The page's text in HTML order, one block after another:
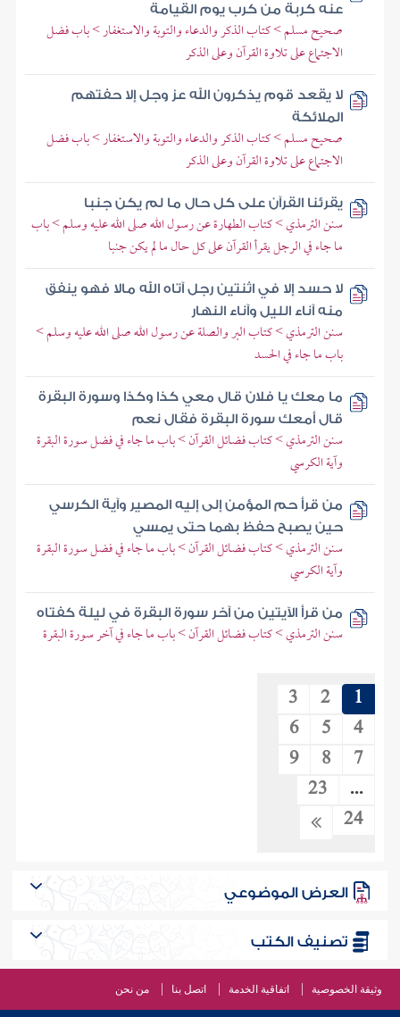
عنه كربة من كرب يوم القيامة
صحيح مسلم > كتاب الذكر والدعاء والتوبة والاستغفار > باب فضل
الاجتماع على تلاوة القرآن وعلى الذكر
لا يقعد قوم يذكرون الله عز وجل إلا حفتهم
الملائكة
صحيح مسلم > كتاب الذكر والدعاء والتوبة والاستغفار > باب فضل
الاجتماع على تلاوة القرآن وعلى الذكر
يقرئنا القرآن على كل حال ما لم يكن جنبا
سنن الترمذي > كتاب الطهارة عن رسول الله صلى الله عليه وسلم > باب
ما جاء في الرجل يقرأ القرآن على كل حال ما لم يكن جنبا
لا حسد إلا في اثنتين رجل آتاه الله مالا فهو ينفق
منه آناء الليل وآناء النهار
سنن الترمذي > كتاب البر والصلة عن رسول الله صلى الله عليه وسلم >
باب ما جاء في الحسد
ما معك يا فلان قال معي كذا وكذا وسورة البقرة
قال أمعك سورة البقرة فقال نعم
سنن الترمذي > كتاب فضائل القرآن > باب ما جاء في فضل سورة البقرة
وآية الكرسي
من قرأ حم المؤمن إلى إليه المصير وآية الكرسي
حين يصبح حفظ بهما حتى يمسي
سنن الترمذي > كتاب فضائل القرآن > باب ما جاء في فضل سورة البقرة
وآية الكرسي
من قرأ الآيتين من آخر سورة البقرة في ليلة كفتاه
سنن الترمذي > كتاب فضائل القرآن > باب ما جاء في آخر سورة البقرة
1
2
3
4
5
6
7
8
9
...
23
24
العرض الموضوعي
تصنيف الكتب
وثيقة الخصوصية اتفاقية الخدمة اتصل بنا من نحن